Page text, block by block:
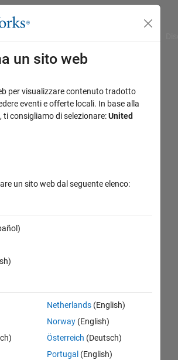
un sito web
per visualizzare contenuto tradotto
eventi e offerte locali. In base alla
consigliamo di selezionare:United
un sito web dal seguente elenco:
Netherlands(English)
Norway(English)
Österreich (Deutsch)
Portugal (English)